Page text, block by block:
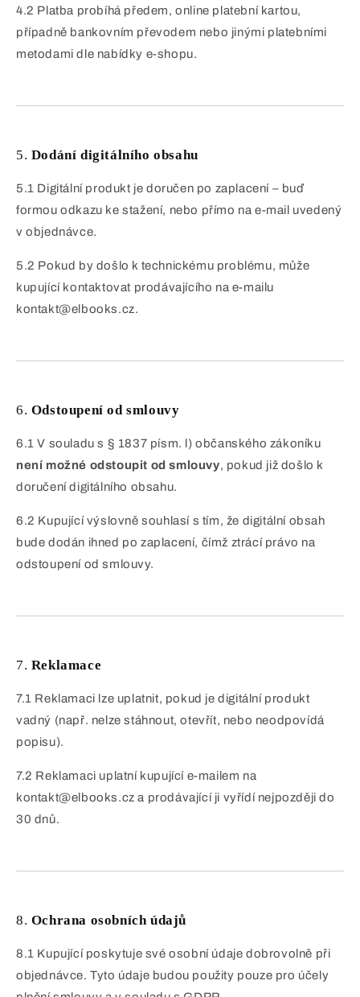
4.2 Platba probíhá předem, online platební kartou,
případně bankovním převodem nebo jinými platebními
metodami dle nabídky e-shopu.
5. Dodání digitálního obsahu
5.1 Digitální produkt je doručen po zaplacení – buď
formou odkazu ke stažení, nebo přímo na e-mail uvedený
v objednávce.
5.2 Pokud by došlo k technickému problému, může
kupující kontaktovat prodávajícího na e-mailu
kontakt@elbooks.cz.
6. Odstoupení od smlouvy
6.1 V souladu s § 1837 písm. l) občanského zákoníku
není možné odstoupit od smlouvy, pokud již došlo k
doručení digitálního obsahu.
6.2 Kupující výslovně souhlasí s tím, že digitální obsah
bude dodán ihned po zaplacení, čímž ztrácí právo na
odstoupení od smlouvy.
7. Reklamace
7.1 Reklamaci lze uplatnit, pokud je digitální produkt
vadný (např. nelze stáhnout, otevřít, nebo neodpovídá
popisu).
7.2 Reklamaci uplatní kupující e-mailem na
kontakt@elbooks.cz a prodávající ji vyřídí nejpozději do
30 dnů.
8. Ochrana osobních údajů
8.1 Kupující poskytuje své osobní údaje dobrovolně při
objednávce. Tyto údaje budou použity pouze pro účely